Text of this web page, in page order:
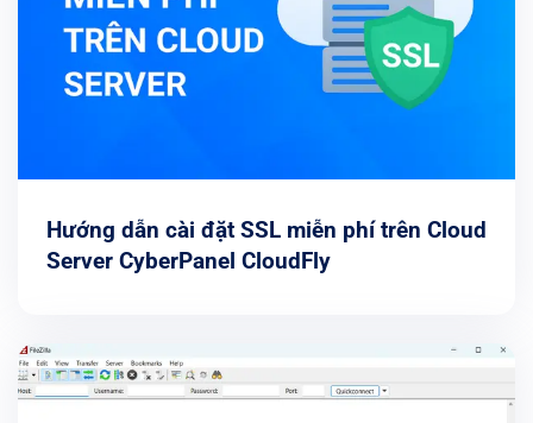
Hướng dẫn cài đặt SSL miễn phí trên Cloud
Server CyberPanel CloudFly